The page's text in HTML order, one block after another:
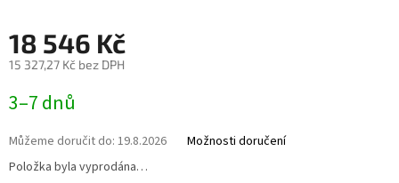
18 546 Kč
15 327,27 Kč bez DPH
cena:
3–7 dnů
Můžeme doručit do: 19.8.2026
Možnosti doručení
Položka byla vyprodána…